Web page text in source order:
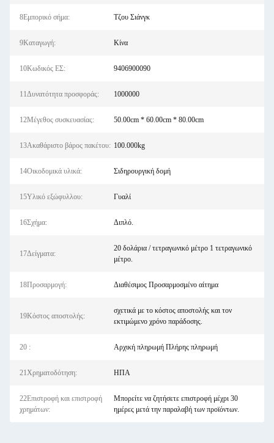
8Εμπορικό σήμα: Τζου Σιάνγκ
9Καταγωγή: Κίνα
10Κωδικός ΕΣ: 9406900090
11Δυνατότητα προσφοράς: 1000000
12Μέγεθος συσκευασίας: 50.00cm * 60.00cm * 80.00cm
13Ακαθάριστο βάρος πακέτου: 100.000kg
14Οικοδομικά υλικά: Σιδηρουργική δομή
15Υλικό εξώφυλλου: Γυαλί
16Σχήμα: Διπλό.
17Δείγματα:
20 δολάρια / τετραγωνικό μέτρο 1 τετραγωνικό
μέτρο.
18Προσαρμογή: Διαθέσιμος Προσαρμοσμένο αίτημα
19Κόστος αποστολής:
σχετικά με το κόστος αποστολής και τον
εκτιμώμενο χρόνο παράδοσης.
20 : Αρχική πληρωμή Πλήρης πληρωμή
21Χρηματοδότηση: ΗΠΑ
22Επιστροφή και επιστροφή
χρημάτων:
Μπορείτε να ζητήσετε επιστροφή μέχρι 30
ημέρες μετά την παραλαβή των προϊόντων.